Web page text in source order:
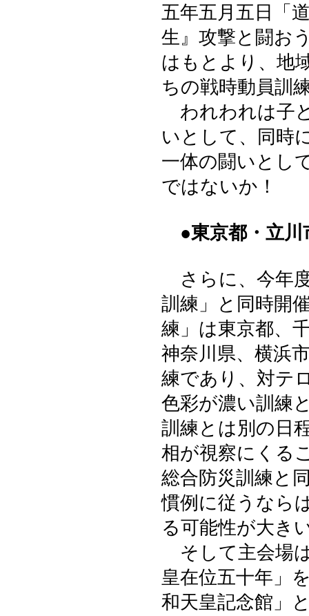
五年五月五日「
生』攻撃と闘お
はもとより、地
ちの戦時動員訓
われわれは子
いとして、同時
一体の闘いとし
ではないか！
●東京都・立
さらに、今年
訓練」と同時開
練」は東京都、
神奈川県、横浜
練であり、対テ
色彩が濃い訓練
訓練とは別の日
相が視察にくる
総合防災訓練と
慣例に従うなら
る可能性が大き
そして主会場
皇在位五十年」
和天皇記念館」